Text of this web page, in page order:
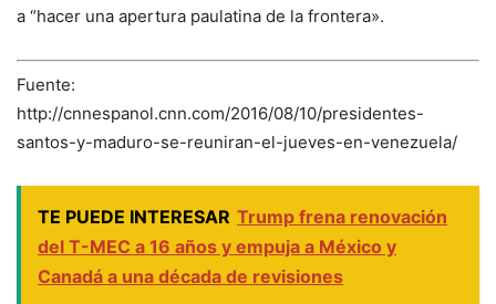
a “hacer una apertura paulatina de la frontera».
Fuente:
http://cnnespanol.cnn.com/2016/08/10/presidentes-
santos-y-maduro-se-reuniran-el-jueves-en-venezuela/
TE PUEDE INTERESAR Trump frena renovación
del T-MEC a 16 años y empuja a México y
Canadá a una década de revisiones